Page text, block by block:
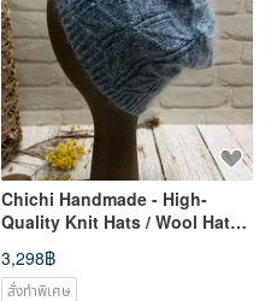
Chichi Handmade - High-
Quality Knit Hats / Wool Hats /
3,298฿
สั่งทำพิเศษ